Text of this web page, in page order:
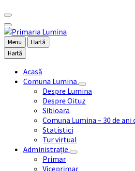
Menu
Hartă
Hartă
Acasă
Comuna Lumina
Despre Lumina
Despre Oituz
Sibioara
Comuna Lumina – 30 de ani
Statistici
Tur virtual
Administrație
Primar
Viceprimar